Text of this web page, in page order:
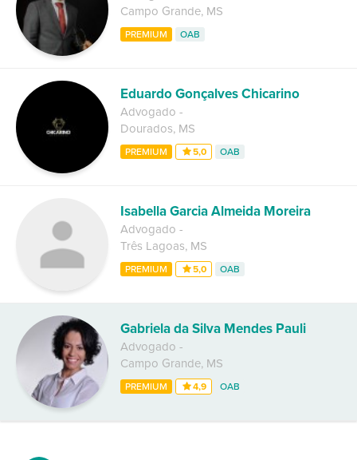
Campo Grande, MS
PREMIUM OAB
Eduardo Gonçalves Chicarino
Advogado -
Dourados, MS
PREMIUM 5,0 OAB
Isabella Garcia Almeida Moreira
Advogado -
Três Lagoas, MS
PREMIUM 5,0 OAB
Gabriela da Silva Mendes Pauli
Advogado -
Campo Grande, MS
PREMIUM 4,9 OAB